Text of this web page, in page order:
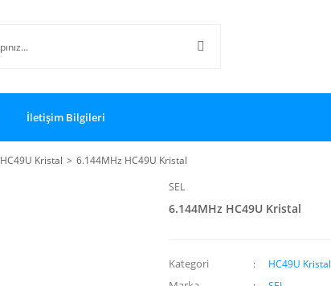
İletişim Bilgileri
HC49U Kristal
6.144MHz HC49U Kristal
SEL
6.144MHz HC49U Kristal
Kategori HC49U Kristal